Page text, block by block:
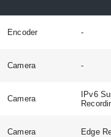
Encoder -
Camera -
Camera
IPv6
Camera Edge